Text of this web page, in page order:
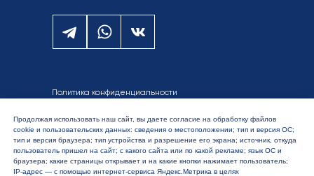
Продолжая использовать наш сайт, вы даете согласие на обработку файлов
cookie и пользовательских данных: сведения о местоположении; тип и версия ОС;
тип и версия браузера; тип устройства и разрешение его экрана; источник, откуда
пользователь пришел на сайт; с какого сайта или по какой рекламе; язык ОС и
браузера; какие страницы открывает и на какие кнопки нажимает пользователь;
IP-адрес — с помощью интернет-сервиса Яндекс.Метрика в целях
Политика конфиденциальности
Карта сайта
Сайт разработан:
Интернет перспективой